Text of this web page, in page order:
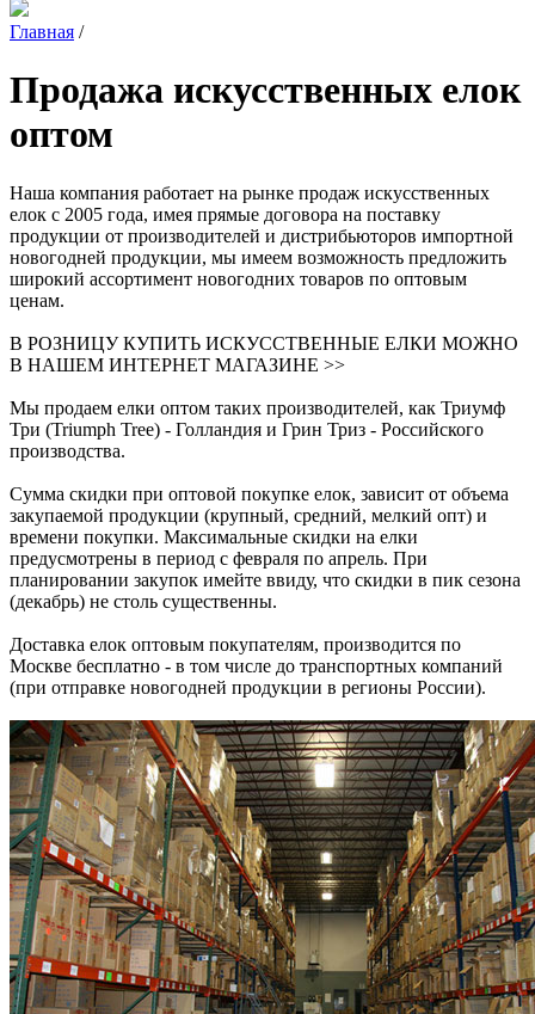
Главная /
Продажа искусственных елок
оптом
Наша компания работает на рынке продаж искусственных
елок с 2005 года, имея прямые договора на поставку
продукции от производителей и дистрибьюторов импортной
новогодней продукции, мы имеем возможность предложить
широкий ассортимент новогодних товаров по оптовым
ценам.
В РОЗНИЦУ КУПИТЬ ИСКУССТВЕННЫЕ ЕЛКИ МОЖНО
В НАШЕМ ИНТЕРНЕТ МАГАЗИНЕ >>
Мы продаем елки оптом таких производителей, как Триумф
Три (Triumph Tree) - Голландия и Грин Триз - Российского
производства.
Сумма скидки при оптовой покупке елок, зависит от объема
закупаемой продукции (крупный, средний, мелкий опт) и
времени покупки. Максимальные скидки на елки
предусмотрены в период с февраля по апрель. При
планировании закупок имейте ввиду, что скидки в пик сезона
(декабрь) не столь существенны.
Доставка елок оптовым покупателям, производится по
Москве бесплатно - в том числе до транспортных компаний
(при отправке новогодней продукции в регионы России).